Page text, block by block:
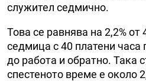
служител седмично.
Това се равнява на 2,2% от
седмица с 40 платени часа
до работа и обратно. Така
спестеното време е около